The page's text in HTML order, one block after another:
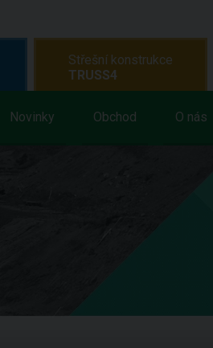
Novinky Obchod O nás
Střešní konstrukce
TRUSS4